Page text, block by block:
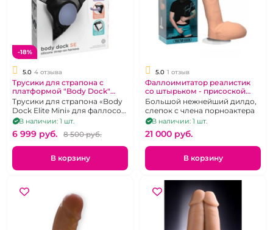
-18%
5.0 4 отзыва
Трусики для страпона с
платформой "Body Dock"
силиконовое крепление
Трусики для страпона «Body
Dock Elite Mini» для фаллосов
с присосокой, цвет черный
В наличии: 1 шт.
6 999 pуб. 8 500 pуб.
В корзину
5.0 1 отзыв
Фаллоимитатор реалистик
со штырьком - присоской
"Tommy Pistol" 7,5 дюймов
Большой нежнейший дилдо,
слепок с члена порноактера
В наличии: 1 шт.
21 000 pуб.
В корзину